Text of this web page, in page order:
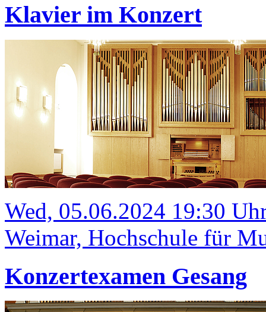
Klavier im Konzert
Wed, 05.06.2024 19:30
Weimar, Hochschule für
Konzertexamen Gesang